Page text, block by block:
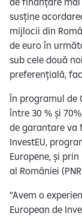
susține
mijlocii din
de euro în
sub cele două
preferențială,
În programul de
între 30 % și
de garantare va
InvestEU,
Europene, și
al României
”Avem o
European de